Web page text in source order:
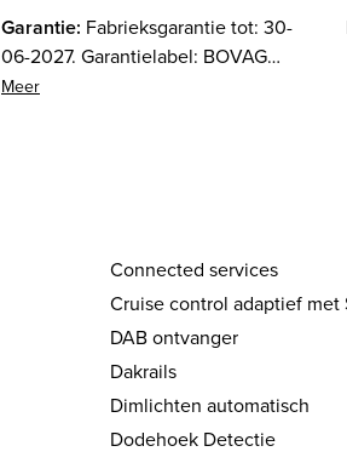
Garantie: Fabrieksgarantie tot: 30-
06-2027. Garantielabel: BOVAG
Garantie (12 maanden)
Connected services
Cruise control adaptief met
DAB ontvanger
Dakrails
Dimlichten automatisch
Dodehoek Detectie